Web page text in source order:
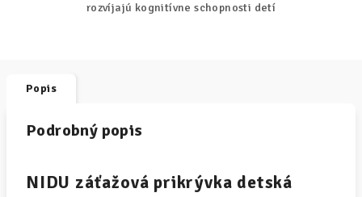
rozvíjajú kognitívne schopnosti detí
Popis
Podrobný popis
NIDU záťažová prikrývka detská